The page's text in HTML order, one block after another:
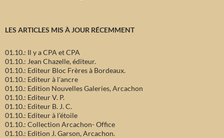
LES ARTICLES MIS À JOUR RÉCEMMENT
01.10.: Il y a CPA et CPA
01.10.: Jean Chazelle, éditeur.
01.10.: Editeur Bloc Frères à Bordeaux.
01.10.: Editeur à l'ancre
01.10.: Edition Nouvelles Galeries, Arcachon
01.10.: Editeur V. P.
01.10.: Editeur B. J. C.
01.10.: Editeur à l’étoile
01.10.: Collection Arcachon- Office
01.10.: Edition J. Garson, Arcachon.